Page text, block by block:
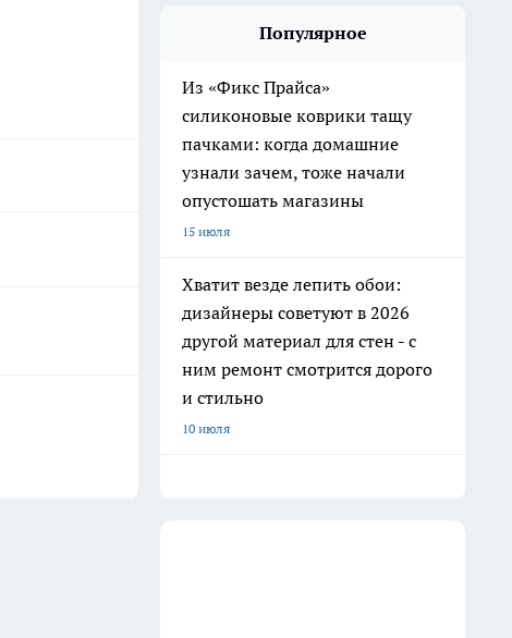
Популярное
Из «Фикс Прайса»
силиконовые коврики тащу
пачками: когда домашние
узнали зачем, тоже начали
опустошать магазины
15 июля
Хватит везде лепить обои:
дизайнеры советуют в 2026
другой материал для стен - с
ним ремонт смотрится дорого
и стильно
10 июля